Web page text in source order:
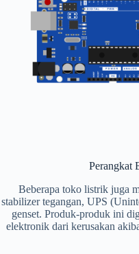
Perangkat
Beberapa toko listrik juga
stabilizer tegangan, UPS
genset. Produk-produk ini
elektronik dari kerusakan